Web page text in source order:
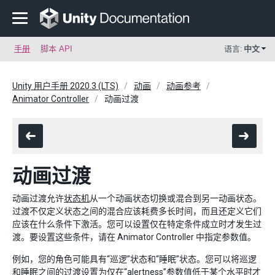
手册 脚本 API 语言: 中文
Unity 用户手册 2020.3 (LTS) 动画
动画参考
Animator Controller
动画过渡
动画过渡
动画过渡允许状态机从一个动画状态切换或混合到另一动画状态。
过渡不仅定义状态之间的混合应该耗费多长时间，而且还定义它们
应该在什么条件下激活。您可以设置仅在特定条件成立时才发生过
渡。要设置这些条件，请在 Animator Controller 中指定参数值。
例如，您的角色可能具有“巡逻”状态和“睡眠”状态。您可以将巡逻
和睡眠之间的过渡设置为仅在“alertness”参数值低于某个水平时才